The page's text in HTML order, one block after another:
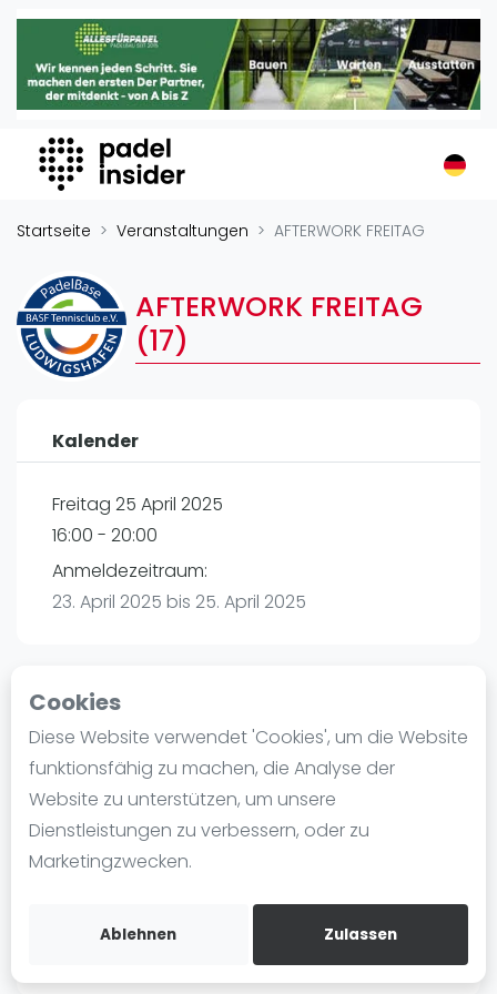
Cookies
Diese Website verwendet 'Cookies', um die Website
funktionsfähig zu machen, die Analyse der
Website zu unterstützen, um unsere
Dienstleistungen zu verbessern, oder zu
Marketingzwecken.
Ablehnen Zulassen
Padel Insider
Home
Organisationen
Buchungssysteme
Padel-Shops
Padelplatzbauer
Verschiedenes
Veranstaltungen
International
Ranking
Männer
Frauen
Blog
Die Geschichte von Padel
Regeln und Punktzählung
Padel Schläge
Video
Startseite Veranstaltungen AFTERWORK FREITAG
AFTERWORK FREITAG
(17)
Kalender
Freitag 25 April 2025
16:00 - 20:00
Anmeldezeitraum:
23. April 2025 bis 25. April 2025
Playtomic
PadelBase Ludwigshafen | Ludwigshafen am
Rhein
Weiherstraße 39
67063Ludwigshafen am Rhein
playtomic.io